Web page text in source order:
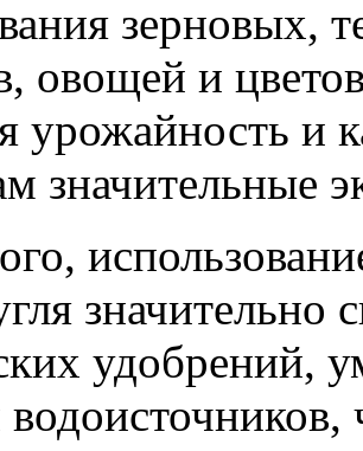
зерновых,
овощей и
урожайность и
значительные
значительно
удобрений,